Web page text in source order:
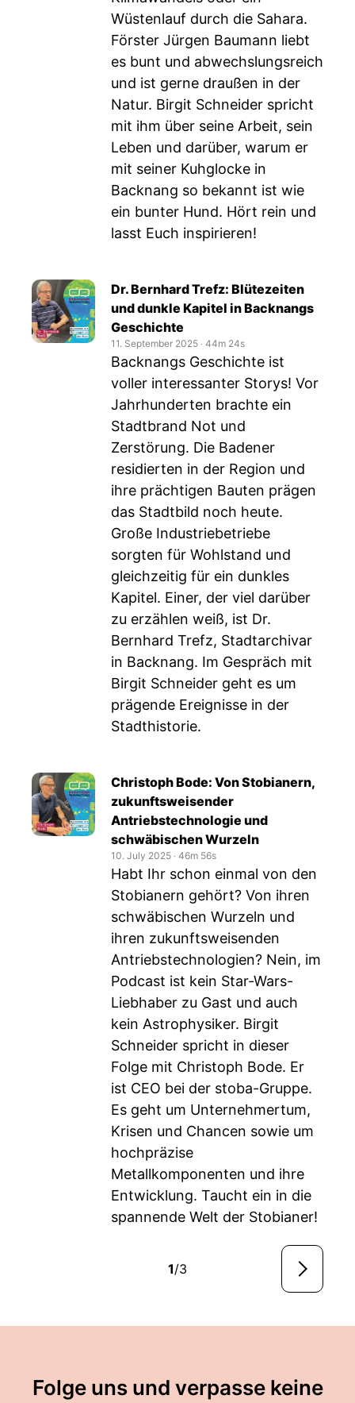
Wüstenlauf durch die Sahara.
Förster Jürgen Baumann liebt
es bunt und abwechslungsreich
und ist gerne draußen in der
Natur. Birgit Schneider spricht
mit ihm über seine Arbeit, sein
Leben und darüber, warum er
mit seiner Kuhglocke in
Backnang so bekannt ist wie
ein bunter Hund. Hört rein und
lasst Euch inspirieren!
Dr. Bernhard Trefz: Blütezeiten
und dunkle Kapitel in Backnangs
Geschichte
11. September 2025 ‧ 44m 24s
Backnangs Geschichte ist
voller interessanter Storys! Vor
Jahrhunderten brachte ein
Stadtbrand Not und
Zerstörung. Die Badener
residierten in der Region und
ihre prächtigen Bauten prägen
das Stadtbild noch heute.
Große Industriebetriebe
sorgten für Wohlstand und
gleichzeitig für ein dunkles
Kapitel. Einer, der viel darüber
zu erzählen weiß, ist Dr.
Bernhard Trefz, Stadtarchivar
in Backnang. Im Gespräch mit
Birgit Schneider geht es um
prägende Ereignisse in der
Stadthistorie.
Christoph Bode: Von Stobianern,
zukunftsweisender
Antriebstechnologie und
schwäbischen Wurzeln
10. July 2025 ‧ 46m 56s
Habt Ihr schon einmal von den
Stobianern gehört? Von ihren
schwäbischen Wurzeln und
ihren zukunftsweisenden
Antriebstechnologien? Nein, im
Podcast ist kein Star-Wars-
Liebhaber zu Gast und auch
kein Astrophysiker. Birgit
Schneider spricht in dieser
Folge mit Christoph Bode. Er
ist CEO bei der stoba-Gruppe.
Es geht um Unternehmertum,
Krisen und Chancen sowie um
hochpräzise
Metallkomponenten und ihre
Entwicklung. Taucht ein in die
spannende Welt der Stobianer!
1/3
Folge uns und verpasse keine